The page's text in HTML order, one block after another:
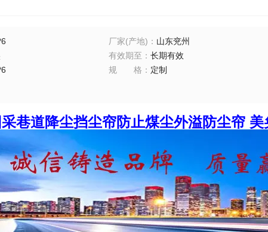
厂家(产地) ： 山东兖州
有效期至 ： 长期有效
规格 ： 定制
巷道降尘挡尘帘防止煤尘外溢防尘帘 美